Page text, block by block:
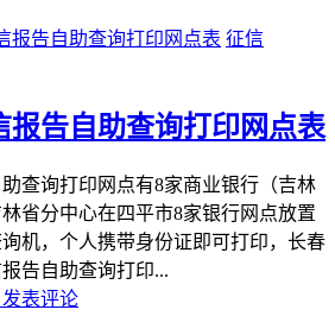
征信
报告自助查询打印网点表
查询打印网点有8家商业银行（吉林
省分中心在四平市8家银行网点放置
机，个人携带身份证即可打印，长春
告自助查询打印...
发表评论